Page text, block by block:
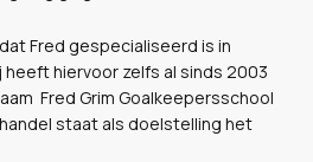
Fred gespecialiseerd is in
hiervoor zelfs al sinds 2003
Fred Grim Goalkeepersschool
staat als doelstelling het